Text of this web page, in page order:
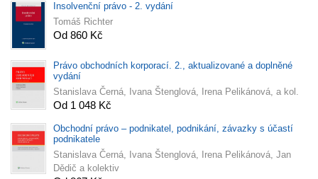
Insolvenční právo - 2. vydání
Tomáš Richter
Od 860 Kč
Právo obchodních korporací. 2., aktualizované a doplněné
vydání
Stanislava Černá, Ivana Štenglová, Irena Pelikánová, a kol.
Od 1 048 Kč
Obchodní právo – podnikatel, podnikání, závazky s účastí
podnikatele
Stanislava Černá, Ivana Štenglová, Irena Pelikánová, Jan
Dědič a kolektiv